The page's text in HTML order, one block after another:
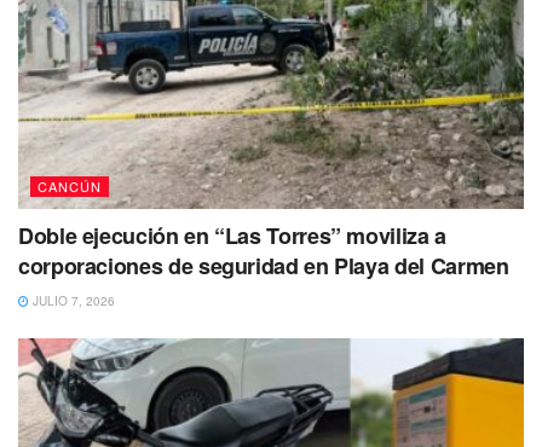
Al lugar del siniestro acudió el honorable Cuerpo de
Bomberos de Benito Juárez para intentar sofocar las
llamas, sin embargo como algo insólito de creer, a las
afueras de este sitio, personal de seguridad perteneciente
a esta empresa, trataron de impedir el acceso al cuerpo de
emergencia.
En el predio ubicado entre las avenidas conocidas como
CANCÚN
Doble ejecución en “Las Torres” moviliza a
corporaciones de seguridad en Playa del Carmen
JULIO 7, 2026